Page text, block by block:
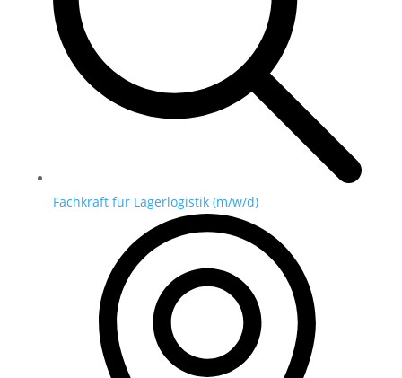
Fachkraft für Lagerlogistik (m/w/d)